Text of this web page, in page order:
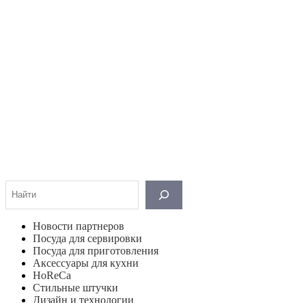
Новости партнеров
Посуда для сервировки
Посуда для приготовления
Аксессуары для кухни
HoReCa
Стильные штучки
Дизайн и технологии